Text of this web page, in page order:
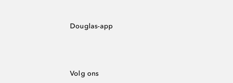
Douglas-app
Volg ons